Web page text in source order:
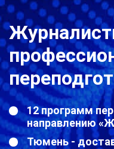
12 программ
направлению
Тюмень -